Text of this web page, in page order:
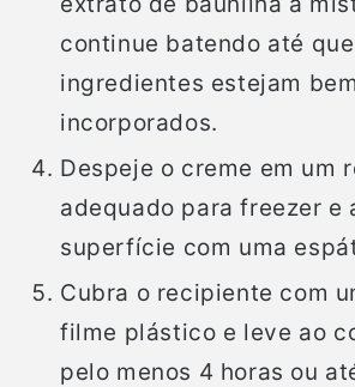
continue batendo até
ingredientes estejam bem
incorporados.
Despeje o creme em um
adequado para freezer e
superfície com uma
Cubra o recipiente com
filme plástico e leve ao
pelo menos 4 horas ou